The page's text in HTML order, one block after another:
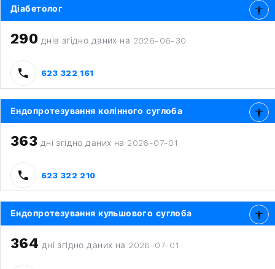
Діабетолог
290 днів згідно даних на 2026-06-30
623 322 161
Ендопротезування колінного суглоба
363 дні згідно даних на 2026-07-01
623 322 210
Ендопротезування кульшового суглоба
364 дні згідно даних на 2026-07-01